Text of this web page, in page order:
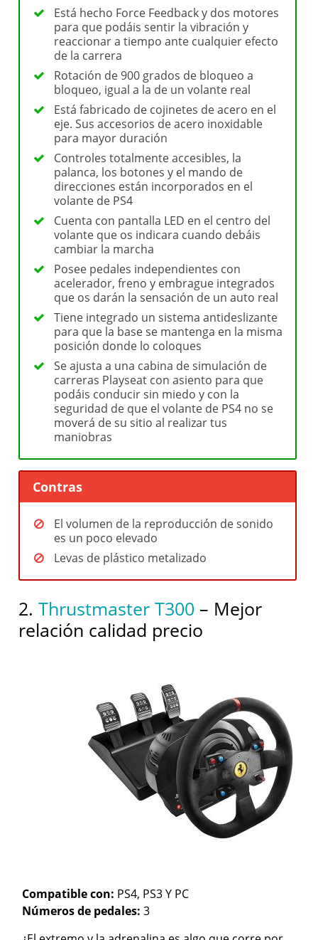
Está hecho Force Feedback y dos motores
para que podáis sentir la vibración y
reaccionar a tiempo ante cualquier efecto
de la carrera
Rotación de 900 grados de bloqueo a
bloqueo, igual a la de un volante real
Está fabricado de cojinetes de acero en el
eje. Sus accesorios de acero inoxidable
para mayor duración
Controles totalmente accesibles, la
palanca, los botones y el mando de
direcciones están incorporados en el
volante de PS4
Cuenta con pantalla LED en el centro del
volante que os indicara cuando debáis
cambiar la marcha
Posee pedales independientes con
acelerador, freno y embrague integrados
que os darán la sensación de un auto real
Tiene integrado un sistema antideslizante
para que la base se mantenga en la misma
posición donde lo coloques
Se ajusta a una cabina de simulación de
carreras Playseat con asiento para que
podáis conducir sin miedo y con la
seguridad de que el volante de PS4 no se
moverá de su sitio al realizar tus
maniobras
Contras
El volumen de la reproducción de sonido
es un poco elevado
Levas de plástico metalizado
2.Thrustmaster T300 – Mejor
relación calidad precio
Compatible con: PS4, PS3 Y PC
Números de pedales: 3